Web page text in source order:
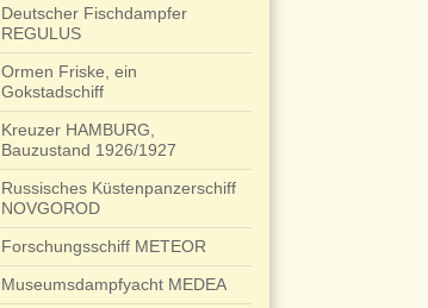
Deutscher Fischdampfer
REGULUS
Ormen Friske, ein
Gokstadschiff
Kreuzer HAMBURG,
Bauzustand 1926/1927
Russisches Küstenpanzerschiff
NOVGOROD
Forschungsschiff METEOR
Museumsdampfyacht MEDEA